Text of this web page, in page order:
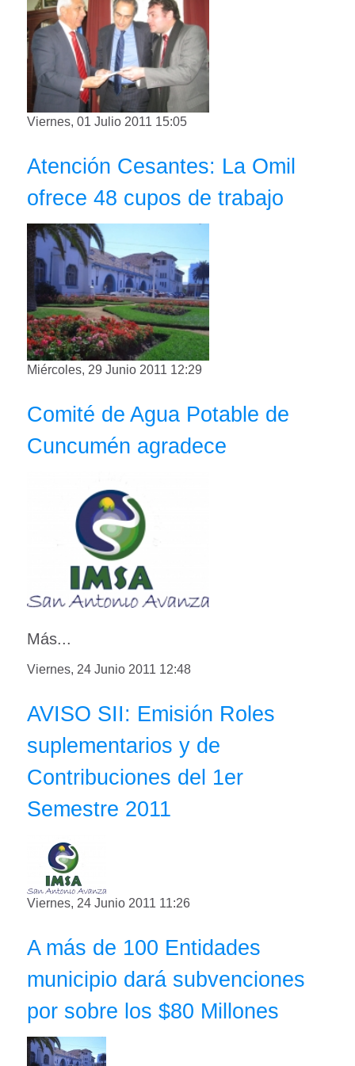
Viernes, 01 Julio 2011 15:05
Atención Cesantes: La Omil
ofrece 48 cupos de trabajo
Miércoles, 29 Junio 2011 12:29
Comité de Agua Potable de
Cuncumén agradece
Más...
Viernes, 24 Junio 2011 12:48
AVISO SII: Emisión Roles
suplementarios y de
Contribuciones del 1er
Semestre 2011
Viernes, 24 Junio 2011 11:26
A más de 100 Entidades
municipio dará subvenciones
por sobre los $80 Millones